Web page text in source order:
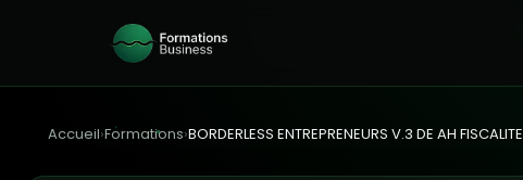
Accueil›Formations›BORDERLESS ENTREPRENEURS V.3 DE AH FISCALITE